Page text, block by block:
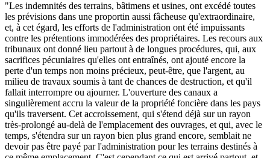
"Les indemnités des terrains, bâtimens et usines, ont excédé toutes
les prévisions dans une proportin aussi fâcheuse qu'extraordinaire,
et, à cet égard, les efforts de l'administration ont été impuissants
contre les prétentions immodérées des propriétaires. Les recours aux
tribunaux ont donné lieu partout à de longues procédures, qui, aux
sacrifices pécuniaires qu'elles ont entraînés, ont ajouté encore la
perte d'un temps non moins précieux, peut-être, que l'argent, au
milieu de travaux soumis à tant de chances de destruction, et qu'il
fallait interrompre ou ajourner. L'ouverture des canaux a
singulièrement accru la valeur de la propriété foncière dans les pays
qu'ils traversent. Cet accroissement, qui s'étend déjà sur un rayon
très-prolongé au-delà de l'emplacement des ouvrages, et qui, avec le
temps, s'étendra sur un rayon bien plus grand encore, semblait ne
devoir pas être payé par l'administration pour les terrains destinés à